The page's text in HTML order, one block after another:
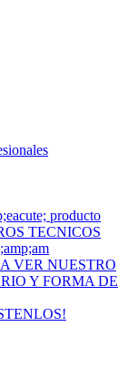
producto
TECNICOS
VER NUESTRO
Y FORMA DE